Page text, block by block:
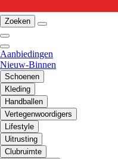
Zoeken
Aanbiedingen
Nieuw-Binnen
Schoenen
Kleding
Handballen
Vertegenwoordigers
Lifestyle
Uitrusting
Clubruimte